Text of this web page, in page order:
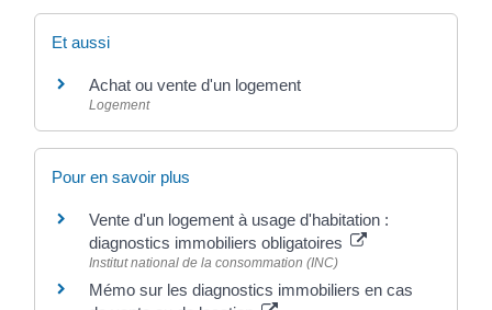
Et aussi
Achat ou vente d'un logement
Logement
Pour en savoir plus
Vente d'un logement à usage d'habitation :
diagnostics immobiliers obligatoires
Institut national de la consommation (INC)
Mémo sur les diagnostics immobiliers en cas